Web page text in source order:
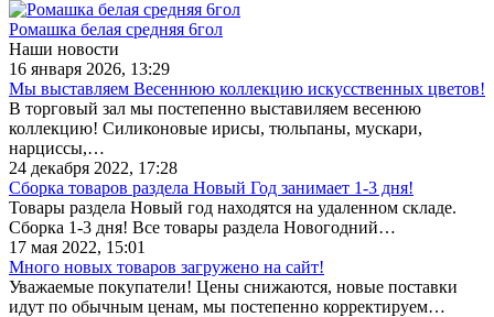
Ромашка белая средняя 6гол
Наши новости
16 января 2026, 13:29
Мы выставляем Весеннюю коллекцию искусственных цветов!
В торговый зал мы постепенно выставиляем весенюю
коллекцию! Силиконовые ирисы, тюльпаны, мускари,
нарциссы,…
24 декабря 2022, 17:28
Сборка товаров раздела Новый Год занимает 1-3 дня!
Товары раздела Новый год находятся на удаленном складе.
Сборка 1-3 дня! Все товары раздела Новогодний…
17 мая 2022, 15:01
Много новых товаров загружено на сайт!
Уважаемые покупатели! Цены снижаются, новые поставки
идут по обычным ценам, мы постепенно корректируем…